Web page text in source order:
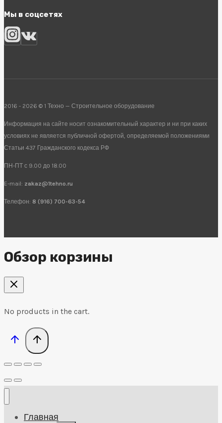
Мы в соцсетях
2016 - 2026 © 1 Техно — Строительное оборудование
Информация на сайте носит ознакомительный характер и ни при каких
условиях не является публичной офертой, определяемой положениями
Статьи 437 Гражданского кодекса РФ
ПН-ПТ с 9.00 до 18.00
E-mail: zakaz@1tehno.ru
Телефон: 8 (916) 700-63-54
Обзор корзины
No products in the cart.
Главная